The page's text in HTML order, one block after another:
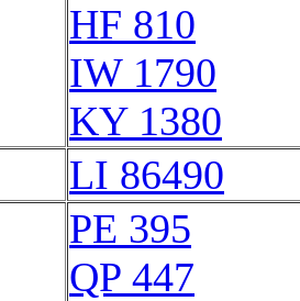
HF 810
IW 1790
KY 1380
LI 86490
PE 395
QP 447